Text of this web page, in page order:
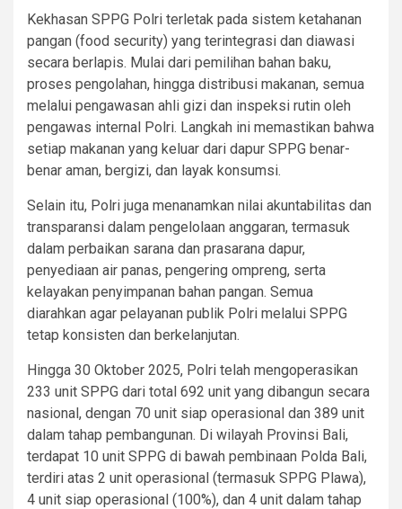
Kekhasan SPPG Polri terletak pada sistem ketahanan
pangan (food security) yang terintegrasi dan diawasi
secara berlapis. Mulai dari pemilihan bahan baku,
proses pengolahan, hingga distribusi makanan, semua
melalui pengawasan ahli gizi dan inspeksi rutin oleh
pengawas internal Polri. Langkah ini memastikan bahwa
setiap makanan yang keluar dari dapur SPPG benar-
benar aman, bergizi, dan layak konsumsi.
Selain itu, Polri juga menanamkan nilai akuntabilitas dan
transparansi dalam pengelolaan anggaran, termasuk
dalam perbaikan sarana dan prasarana dapur,
penyediaan air panas, pengering ompreng, serta
kelayakan penyimpanan bahan pangan. Semua
diarahkan agar pelayanan publik Polri melalui SPPG
tetap konsisten dan berkelanjutan.
Hingga 30 Oktober 2025, Polri telah mengoperasikan
233 unit SPPG dari total 692 unit yang dibangun secara
nasional, dengan 70 unit siap operasional dan 389 unit
dalam tahap pembangunan. Di wilayah Provinsi Bali,
terdapat 10 unit SPPG di bawah pembinaan Polda Bali,
terdiri atas 2 unit operasional (termasuk SPPG Plawa),
4 unit siap operasional (100%), dan 4 unit dalam tahap